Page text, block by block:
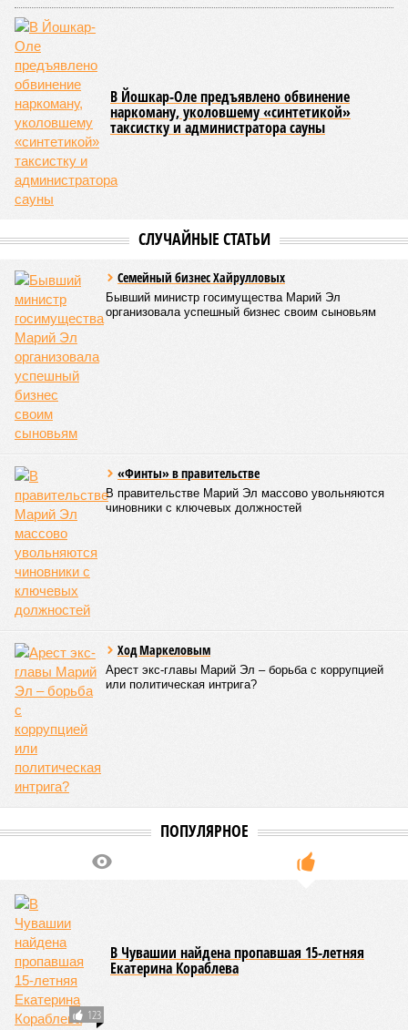
блюдо не соответствовало установленным нормам по
показателю калорийности.
Все лагеря перед началом работы смен прошли
обязательную обработку территорий против клещей,
грызунов и насекомых. Питание в учреждениях
обеспечивают 21 оператор, причём в отношении каждого из
них организован постоянный лабораторный мониторинг.
В ходе заседания был также вынесен на обсуждение ряд
предложений, направленных на обеспечение санитарно-
и на повышение действенности самой системы
выделено обеспечение оздоровительных учреждений
качественными пищевыми продуктами, а детей –
полноценным и сбалансированным питанием. Все лагеря в
обязательном порядке должны располагать санитарно-
эпидемиологическим заключением (СЭЗ), которое
подтверждает соответствие учреждения требованиям
действующего санитарного законодательства. Отсутствие
действующего СЭЗ является основанием для запрета на
функционирование оздоровительной организации. Кроме
необходимость постоянного контроля за поставщиками
продуктов и организаторами питания, за своевременным
исполнением ранее выданных предписаний по устранению
нарушений, а также за соблюдением сроков прохождения
медицинских осмотров и гигиенического обучения
персоналом.
разместилась на 79
месте в России по
07/08
В Чебоксарах в ближайшие годы не будут
Два предприятия выплатили долги по зарплате
06/08
жителя Чебоксар
05/08
В Чебоксарах снесут 46 строений рядом с
проблемной «Кувшинкой»
04/08
Житель Екатеринбурга по указанию мошенников
ограбил квартиру в Чебоксарах